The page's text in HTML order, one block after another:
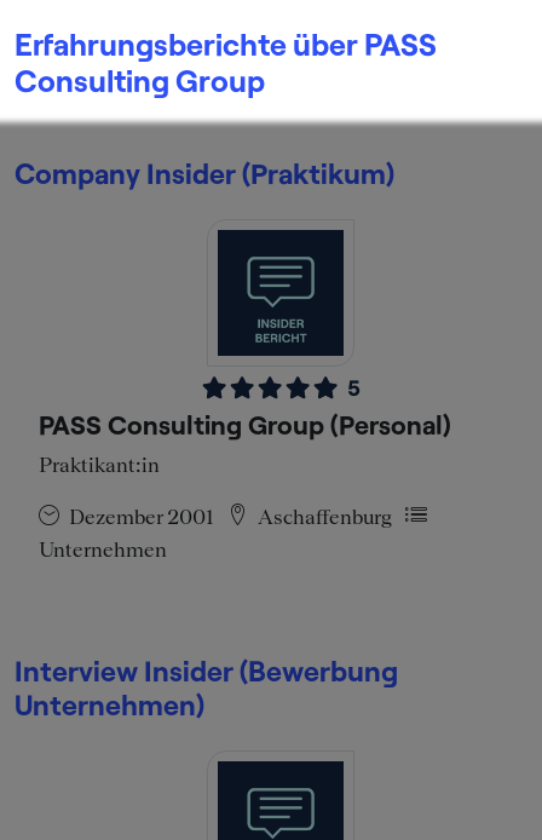
Erfahrungsberichte über PASS
Consulting Group
Company Insider (Praktikum)
5
PASS Consulting Group (Personal)
Praktikant:in
Dezember 2001
Aschaffenburg
Unternehmen
Interview Insider (Bewerbung
Unternehmen)